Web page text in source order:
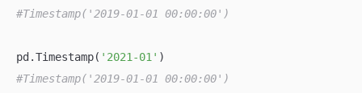
#Timestamp('2019-01-01 00:00:00')
pd.Timestamp( '2021-01'
#Timestamp('2019-01-01 00:00:00')